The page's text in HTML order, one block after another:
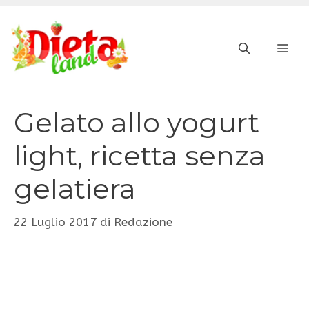
contenuto
Gelato allo yogurt
light, ricetta senza
gelatiera
22 Luglio 2017 di Redazione